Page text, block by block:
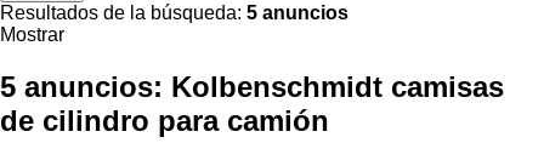
Resultados de la búsqueda: 5 anuncios
Mostrar
5 anuncios: Kolbenschmidt camisas
de cilindro para camión